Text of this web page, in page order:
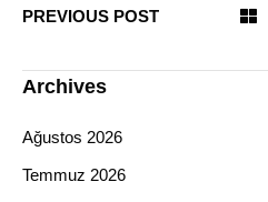
PREVIOUS POST
Archives
Ağustos 2026
Temmuz 2026